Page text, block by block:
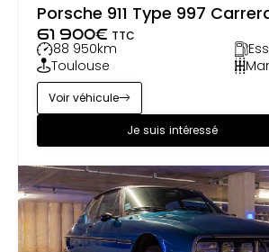
Porsche 911 Type 997
61 900€ TTC
88 950km
Toulouse
Je suis intéressé
Voir véhicule